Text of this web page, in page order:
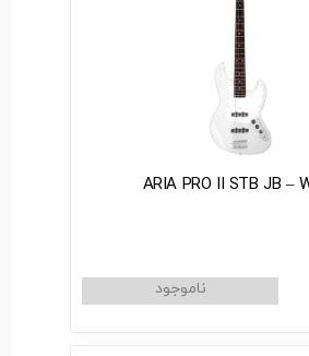
ARIA PRO II STB JB –